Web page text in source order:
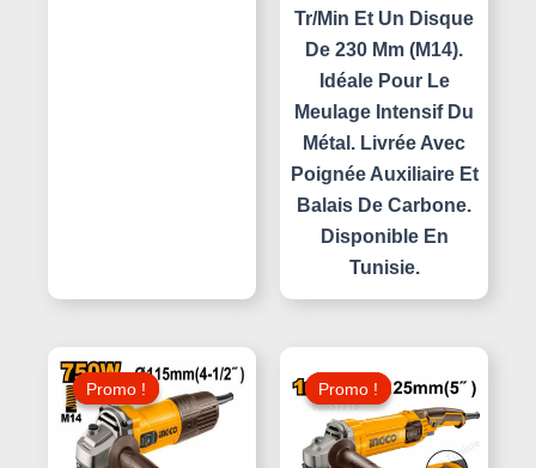
Tr/min Et Un Disque
De 230 Mm (M14).
Idéale Pour Le
Meulage Intensif Du
Métal. Livrée Avec
Poignée Auxiliaire Et
Balais De Carbone.
Disponible En
Tunisie.
Promo !
Promo !
Prix
Initial
Était :
Le
Prix
90,000 د.ت.
Promo !
Promo !
Prix
Initial
Était :
Le